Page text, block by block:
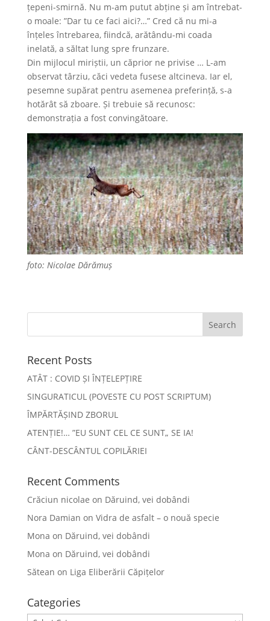
țepeni-smirnă. Nu m-am putut abține și am întrebat-
o moale: ”Dar tu ce faci aici?…” Cred că nu mi-a
înțeles întrebarea, fiindcă, arătându-mi coada
inelată, a săltat lung spre frunzare.
Din mijlocul miriștii, un căprior ne privise … L-am
observat târziu, căci vedeta fusese altcineva. Iar el,
pesemne supărat pentru asemenea preferință, s-a
hotărât să zboare. Și trebuie să recunosc:
demonstrația a fost convingătoare.
foto: Nicolae Dărămuș
Recent Posts
ATÂT : COVID ȘI ÎNȚELEPȚIRE
SINGURATICUL (POVESTE CU POST SCRIPTUM)
ÎMPĂRTĂȘIND ZBORUL
ATENȚIE!… ”EU SUNT CEL CE SUNT„ SE IA!
CÂNT-DESCÂNTUL COPILĂRIEI
Recent Comments
Crăciun nicolae on Dăruind, vei dobândi
Nora Damian on Vidra de asfalt – o nouă specie
Mona on Dăruind, vei dobândi
Mona on Dăruind, vei dobândi
Sătean on Liga Eliberării Căpițelor
Categories